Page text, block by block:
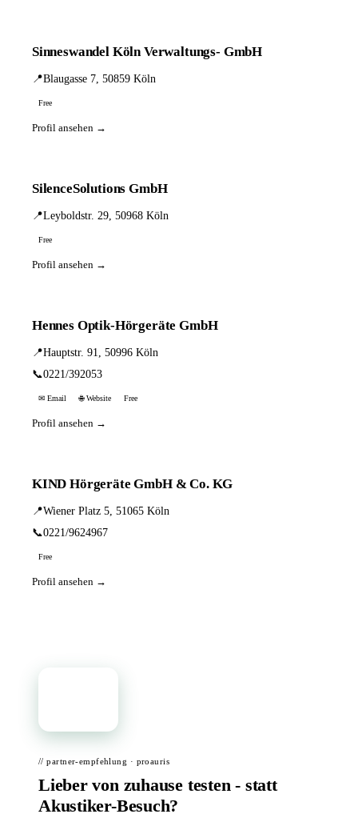
Sinneswandel Köln Verwaltungs- GmbH
📍Blaugasse 7, 50859 Köln
Free
Profil ansehen →
SilenceSolutions GmbH
📍Leyboldstr. 29, 50968 Köln
Free
Profil ansehen →
Hennes Optik-Hörgeräte GmbH
📍Hauptstr. 91, 50996 Köln
📞0221/392053
✉ Email 🌐 Website Free
Profil ansehen →
KIND Hörgeräte GmbH & Co. KG
📍Wiener Platz 5, 51065 Köln
📞0221/9624967
Free
Profil ansehen →
// partner-empfehlung · proauris
Lieber von zuhause testen - statt
Akustiker-Besuch?